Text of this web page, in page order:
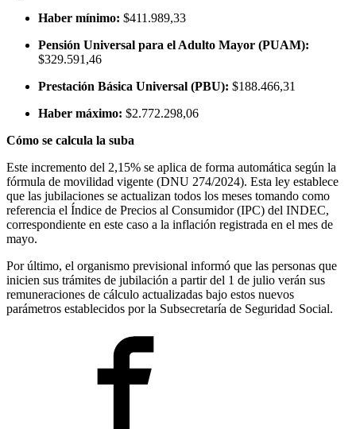
Haber mínimo: $411.989,33
Pensión Universal para el Adulto Mayor (PUAM):
$329.591,46
Prestación Básica Universal (PBU): $188.466,31
Haber máximo: $2.772.298,06
Cómo se calcula la suba
Este incremento del 2,15% se aplica de forma automática según la
fórmula de movilidad vigente (DNU 274/2024). Esta ley establece
que las jubilaciones se actualizan todos los meses tomando como
referencia el Índice de Precios al Consumidor (IPC) del INDEC,
correspondiente en este caso a la inflación registrada en el mes de
mayo.
Por último, el organismo previsional informó que las personas que
inicien sus trámites de jubilación a partir del 1 de julio verán sus
remuneraciones de cálculo actualizadas bajo estos nuevos
parámetros establecidos por la Subsecretaría de Seguridad Social.